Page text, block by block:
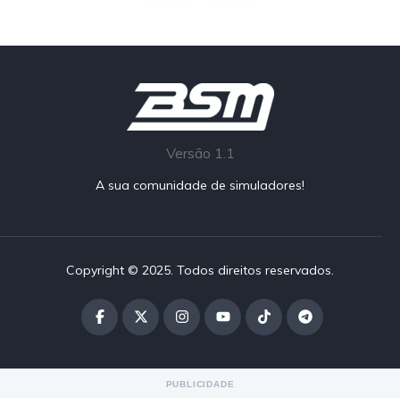
Versão 1.1
A sua comunidade de simuladores!
Copyright © 2025. Todos direitos reservados.
PUBLICIDADE